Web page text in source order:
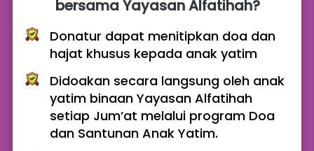
bersama Yayasan Alfatihah?
Donatur dapat menitipkan doa dan
hajat khusus kepada anak yatim
Didoakan secara langsung oleh anak
yatim binaan Yayasan Alfatihah
setiap Jum’at melalui program Doa
dan Santunan Anak Yatim.